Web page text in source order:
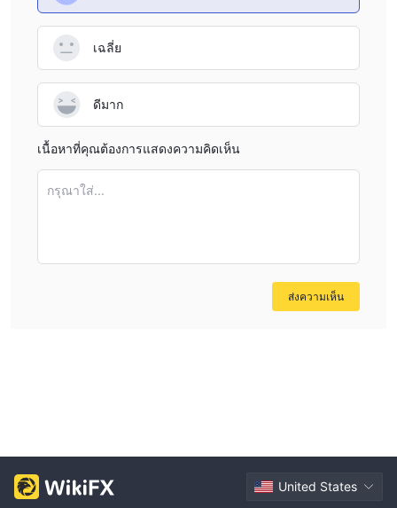
เฉลี่ย
ดีมาก
เนื้อหาที่คุณต้องการแสดงความคิดเห็น
กรุณาใส่...
ส่งความเห็น
United States